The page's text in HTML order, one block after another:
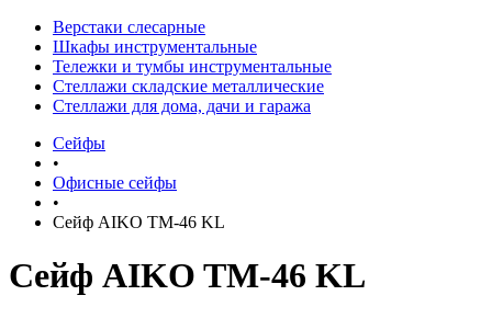
Верстаки слесарные
Шкафы инструментальные
Тележки и тумбы инструментальные
Стеллажи складские металлические
Стеллажи для дома, дачи и гаража
Сейфы
•
Офисные сейфы
•
Сейф AIKO TM-46 KL
Сейф AIKO TM-46 KL